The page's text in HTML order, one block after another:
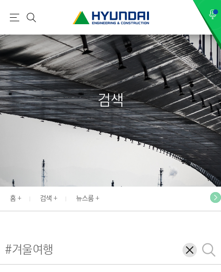
현
건
설
(
H
Y
U
N
E
N
메
뉴
검
색
검색
홈 검색 뉴스룸
삭
제
검
색